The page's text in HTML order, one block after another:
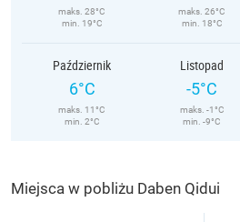
maks. 28°C
min. 19°C
maks. 26°C
min. 18°C
Październik
6°C
maks. 11°C
min. 2°C
Listopad
-5°C
maks. -1°C
min. -9°C
Miejsca w pobliżu Daben Qidui